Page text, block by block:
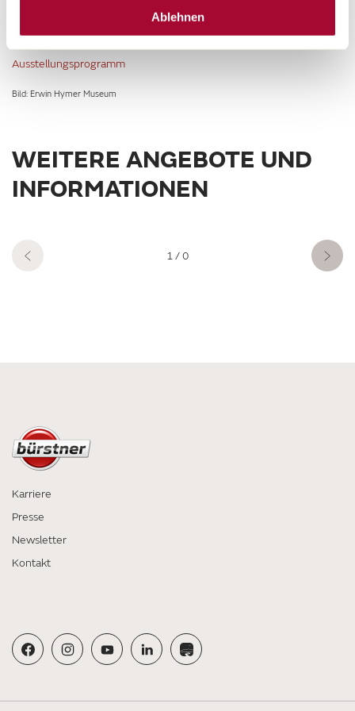
Ablehnen
finden Sie unter der Homepage
Ausstellungsprogramm
Bild: Erwin Hymer Museum
WEITERE ANGEBOTE UND
INFORMATIONEN
1/ 0
Karriere
Presse
Newsletter
Kontakt